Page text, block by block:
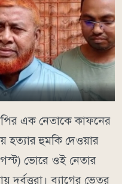
এক নেতাকে কাফনের
হত্যার হুমকি দেওয়ার
ভোরে ওই নেতার
দুর্বৃত্তরা। ব্যাগের ভেতর